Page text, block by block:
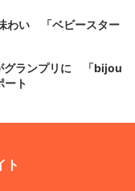
わい 「ベビースター
グランプリに 「bijou
ート
ト